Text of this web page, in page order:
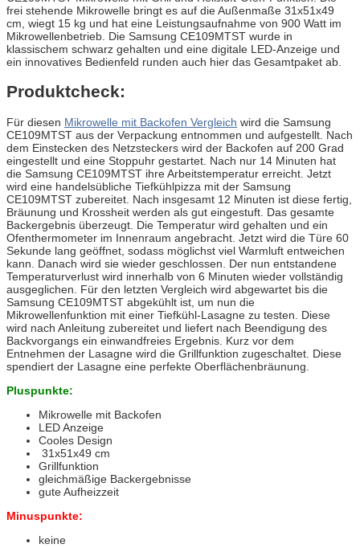
frei stehende Mikrowelle bringt es auf die Außenmaße 31x51x49
cm, wiegt 15 kg und hat eine Leistungsaufnahme von 900 Watt im
Mikrowellenbetrieb. Die Samsung CE109MTST wurde in
klassischem schwarz gehalten und eine digitale LED-Anzeige und
ein innovatives Bedienfeld runden auch hier das Gesamtpaket ab.
Produktcheck:
Für diesen Mikrowelle mit Backofen Vergleich wird die Samsung
CE109MTST aus der Verpackung entnommen und aufgestellt. Nach
dem Einstecken des Netzsteckers wird der Backofen auf 200 Grad
eingestellt und eine Stoppuhr gestartet. Nach nur 14 Minuten hat
die Samsung CE109MTST ihre Arbeitstemperatur erreicht. Jetzt
wird eine handelsübliche Tiefkühlpizza mit der Samsung
CE109MTST zubereitet. Nach insgesamt 12 Minuten ist diese fertig,
Bräunung und Krossheit werden als gut eingestuft. Das gesamte
Backergebnis überzeugt. Die Temperatur wird gehalten und ein
Ofenthermometer im Innenraum angebracht. Jetzt wird die Türe 60
Sekunde lang geöffnet, sodass möglichst viel Warmluft entweichen
kann. Danach wird sie wieder geschlossen. Der nun entstandene
Temperaturverlust wird innerhalb von 6 Minuten wieder vollständig
ausgeglichen. Für den letzten Vergleich wird abgewartet bis die
Samsung CE109MTST abgekühlt ist, um nun die
Mikrowellenfunktion mit einer Tiefkühl-Lasagne zu testen. Diese
wird nach Anleitung zubereitet und liefert nach Beendigung des
Backvorgangs ein einwandfreies Ergebnis. Kurz vor dem
Entnehmen der Lasagne wird die Grillfunktion zugeschaltet. Diese
spendiert der Lasagne eine perfekte Oberflächenbräunung.
Pluspunkte:
Mikrowelle mit Backofen
LED Anzeige
Cooles Design
31x51x49 cm
Grillfunktion
gleichmäßige Backergebnisse
gute Aufheizzeit
Minuspunkte:
keine